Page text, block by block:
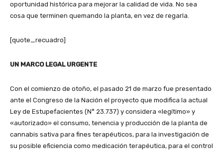
oportunidad histórica para mejorar la calidad de vida. No sea
cosa que terminen quemando la planta, en vez de regarla.
[quote_recuadro]
UN MARCO LEGAL URGENTE
Con el comienzo de otoño, el pasado 21 de marzo fue presentado
ante el Congreso de la Nación el proyecto que modifica la actual
Ley de Estupefacientes (N° 23.737) y considera «legítimo» y
«autorizado» el consumo, tenencia y producción de la planta de
cannabis sativa para fines terapéuticos, para la investigación de
su posible eficiencia como medicación terapéutica, para el control